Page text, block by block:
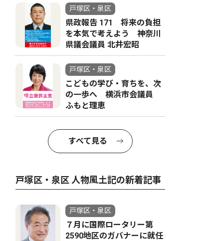
戸塚区・泉区
県政報告 171 将来の負担
を本気で考えよう 神奈川
県議会議員 北井宏昭
戸塚区・泉区
こどもの学び・育ちを、次
の一歩へ 横浜市会議員
ふもと理恵
すべて見る
戸塚区・泉区 人物風土記の新着記事
戸塚区・泉区
７月に国際ロータリー第
2590地区のガバナーに就任